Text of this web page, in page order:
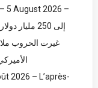
5 August 2026 –
غيرت الحروب
2026 – L’après-